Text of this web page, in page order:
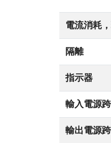
電流消耗
隔離
指示器
輸入電源
輸出電源